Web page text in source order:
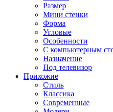
Размер
Мини стенки
Форма
Угловые
Особенности
С компьютерным
Назначение
Под телевизор
Прихожие
Стиль
Классика
Современные